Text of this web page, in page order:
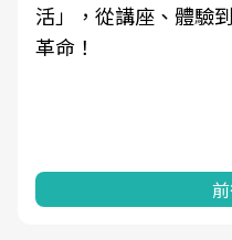
活」，從講座、體驗
革命！